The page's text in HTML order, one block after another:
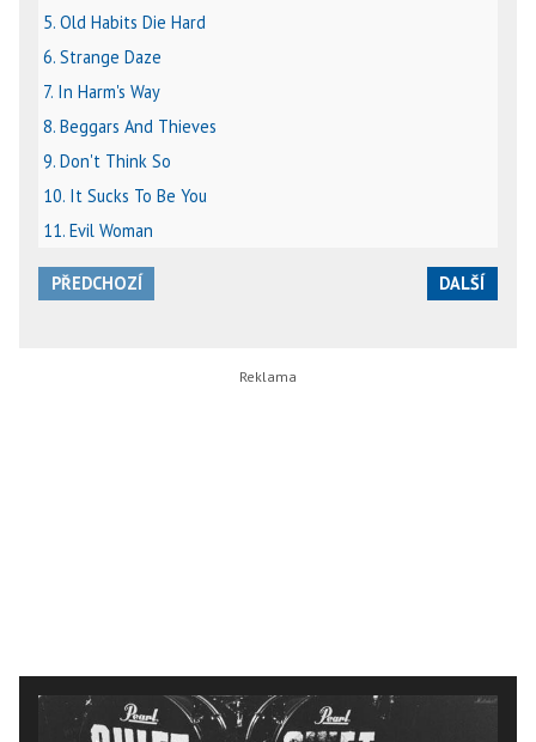
5. Old Habits Die Hard
6. Strange Daze
7. In Harm's Way
8. Beggars And Thieves
9. Don't Think So
10. It Sucks To Be You
11. Evil Woman
PŘEDCHOZÍ DALŠÍ